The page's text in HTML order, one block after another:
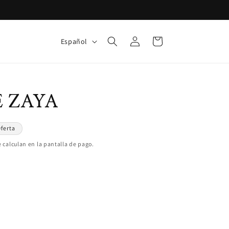
m
Español
Iniciar
sesión
Carrito
ZAYA
calculan en la pantalla de pago.